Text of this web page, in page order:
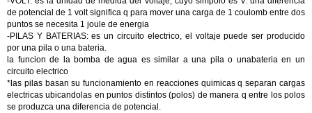
de potencial de 1 volt significa q para mover una carga de 1 coulomb entre dos
puntos se necesita 1 joule de energia
-PILAS Y BATERIAS: es un circuito electrico, el voltaje puede ser producido
por una pila o una bateria.
la funcion de la bomba de agua es similar a una pila o unabateria en un
circuito electrico
*las pilas basan su funcionamiento en reacciones quimicas q separan cargas
electricas ubicandolas en puntos distintos (polos) de manera q entre los polos
se produzca una diferencia de potencial.